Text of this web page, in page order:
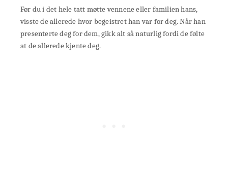
Før du i det hele tatt møtte vennene eller familien hans,
visste de allerede hvor begeistret han var for deg. Når han
presenterte deg for dem, gikk alt så naturlig fordi de følte
at de allerede kjente deg.